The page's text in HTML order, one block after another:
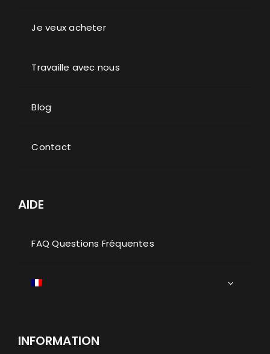
Je veux acheter
Travaille avec nous
Blog
Contact
AIDE
FAQ Questions Fréquentes
INFORMATION